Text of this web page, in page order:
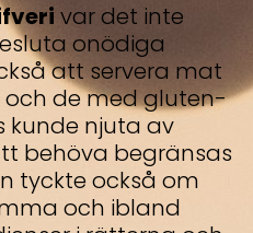
var det inte
onödiga
att servera mat
de med gluten-
kunde njuta av
behöva begränsas
tyckte också om
och ibland